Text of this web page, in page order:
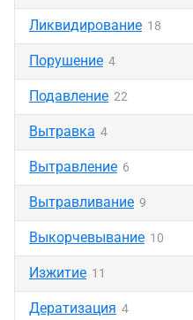
Ликвидирование 18
Порушение 4
Подавление 22
Вытравка 4
Вытравление 6
Вытравливание 9
Выкорчевывание 10
Изжитие 11
Дератизация 4